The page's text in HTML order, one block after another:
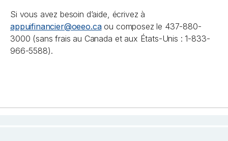
Si vous avez besoin d’aide, écrivez à
appuifinancier@oeeo.caou composez le 437-880-
3000 (sans frais au Canada et aux États-Unis : 1-833-
966-5588).